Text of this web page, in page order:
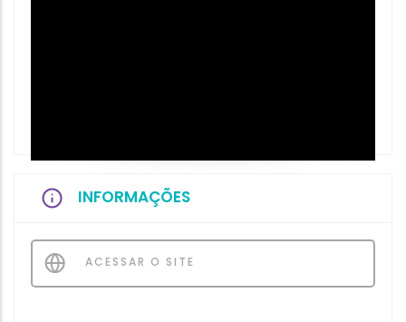
INFORMAÇÕES
ACESSAR O SITE